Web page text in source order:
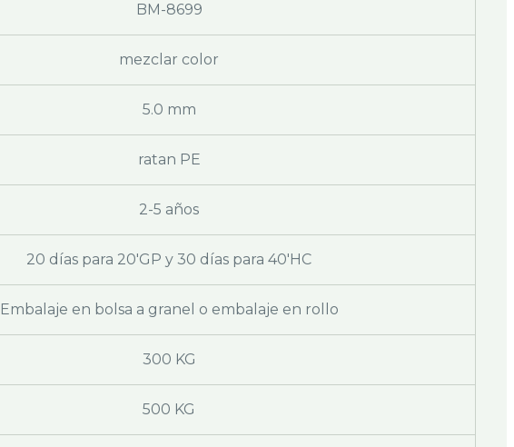
BM-8699
mezclar color
5.0 mm
ratan PE
2-5 años
20 días para 20'GP y 30 días para 40'HC
Embalaje en bolsa a granel o embalaje en rollo
300 KG
500 KG